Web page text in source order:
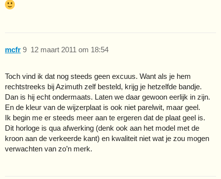
mcfr 12 maart 2011 om 18:54
9
Toch vind ik dat nog steeds geen excuus. Want als je hem
rechtstreeks bij Azimuth zelf besteld, krijg je hetzelfde bandje.
Dan is hij echt ondermaats. Laten we daar gewoon eerlijk in zijn.
En de kleur van de wijzerplaat is ook niet parelwit, maar geel.
Ik begin me er steeds meer aan te ergeren dat de plaat geel is.
Dit horloge is qua afwerking (denk ook aan het model met de
kroon aan de verkeerde kant) en kwaliteit niet wat je zou mogen
verwachten van zo’n merk.